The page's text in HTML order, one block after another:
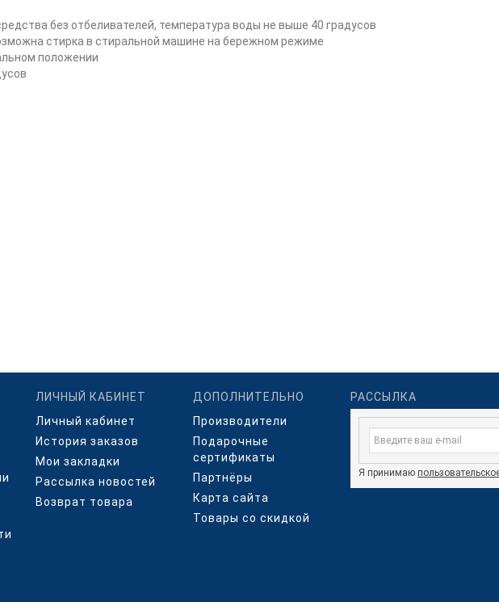
без отбеливателей, температура воды не выше 40 градусов
стирка в стиральной машине на бережном режиме
положении
ЛИЧНЫЙ КАБИНЕТ
Личный кабинет
История заказов
Мои закладки
Рассылка новостей
Возврат товара
ДОПОЛНИТЕЛЬНО
Производители
Подарочные
сертификаты
Партнёры
Карта сайта
Товары со скидкой
РАССЫЛКА
Я принимаю